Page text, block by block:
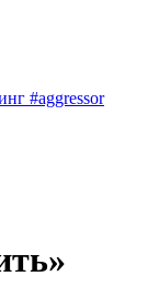
#aggressor